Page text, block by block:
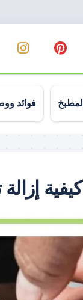
المطبخ فوائد
كيفية